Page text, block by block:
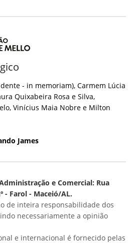
- in memoriam), Carmem Lúcia
Quixabeira Rosa e Silva,
Vinícius Maia Nobre e Milton
James
e Comercial: Rua
- Farol - Maceió/AL.
de inteira responsabilidade dos
necessariamente a opinião
e internacional é fornecido pelas